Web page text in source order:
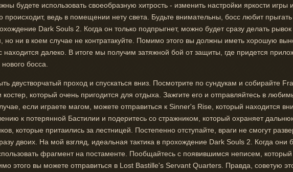
будете использовать своеобразную хитрость - изменить настройки яркости игры
ведь в помещении нету света. Будьте внимательны, босс любит прыгать
Dark Souls 2. Когда он только подпрыгнет, можно будет сразу делать
ни в коем случае не контратакуйте. Помимо этого вы должны иметь хорошую
далеко. В итоге мы получим затяжной бой от защиты, где придется
босса.
двустворчатый проход и спускаться вниз. Посмотрите по сундукам и собирайте
который очень пригодится для отдыха. Зажгите его и отправляйтесь в
если играете магом, можете отправиться к Sinner's Rise, который находится
к потерянной Бастилии и подеритесь со стражником, который охраняет
которые притаились за лестницей. Постепенно отступайте, враги не смогут
двоих. На мой взгляд, идеальная тактика в прохождение Dark Souls 2. Когда они
фрагмент на постаменте. Пообщайтесь с появившимся неписем, который
этого вы можете отправиться в Lost Bastille's Servant Quarters. Правда, советую